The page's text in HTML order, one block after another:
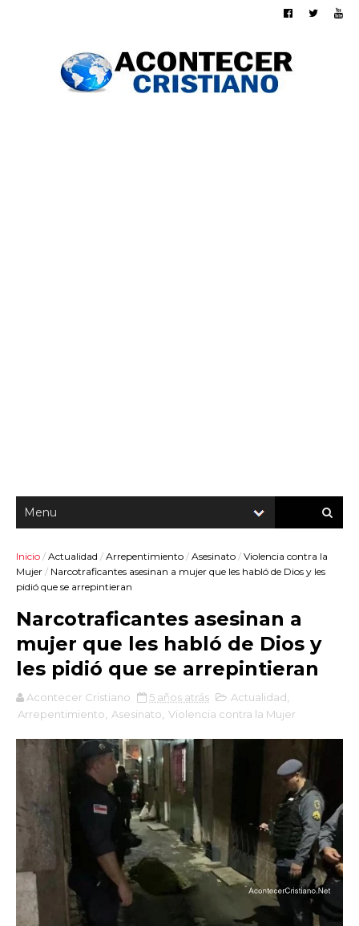
Inicio / Actualidad / Arrepentimiento / Asesinato / Violencia contra la
Mujer / Narcotraficantes asesinan a mujer que les habló de Dios y les
pidió que se arrepintieran
Narcotraficantes asesinan a
mujer que les habló de Dios y
les pidió que se arrepintieran
Acontecer Cristiano 5 años atrás Actualidad
Arrepentimiento
Asesinato Violencia contra la Mujer